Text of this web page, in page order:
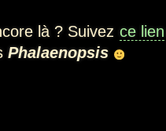
là ? Suivez ce lien
Phalaenopsis